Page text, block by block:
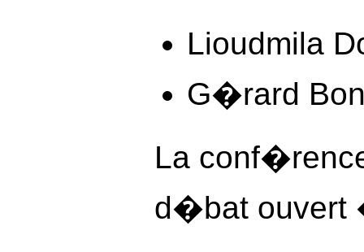
Lioudmila
G�rard
La
d�bat ouvert